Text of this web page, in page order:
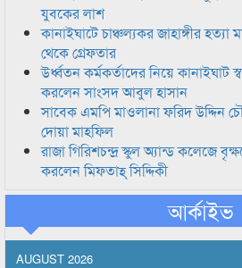
যুবকের লাশ
কানাইঘাটে চাঞ্চল্যকর জাহাঙ্গীর
থেকে গ্রেফতার
উর্ধ্বতন কর্মকর্তাদের নিয়ে কানাইঘাট
করলেন সাংসদ আবুল হাসান
সাবেক এমপি মাওলানা ফরিদ উদ্দিন
দোয়া মাহফিল
রাজা গিরিশচন্দ্র স্কুল অ্যান্ড কলেজে
করলেন মিফতাহ্ সিদ্দিকী
আর্কাইভ
AUGUST 2026